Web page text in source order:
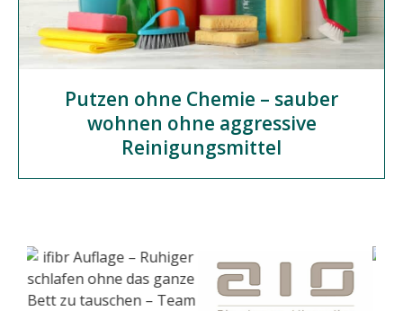
Putzen ohne Chemie – sauber
wohnen ohne aggressive
Reinigungsmittel